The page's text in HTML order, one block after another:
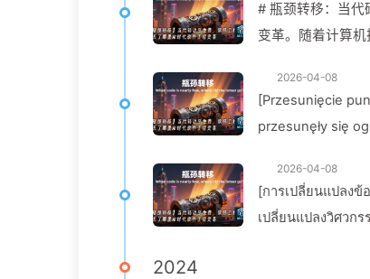
# 瓶颈转移：当代
变革。随着计算
**人力资源**:软
资源短缺，成本高昂。 * **技术难点**:软件开发中存在许多技术难点
结构、系统设计
软件工程的瓶颈
**自动代码生成**:AI 技
2026-04-08
[Przesunięcie
przesunęły się
2026-04-08
[การเปลี่ยนแปลงข้
เปลี่ยนแปลงวิศวก
2024